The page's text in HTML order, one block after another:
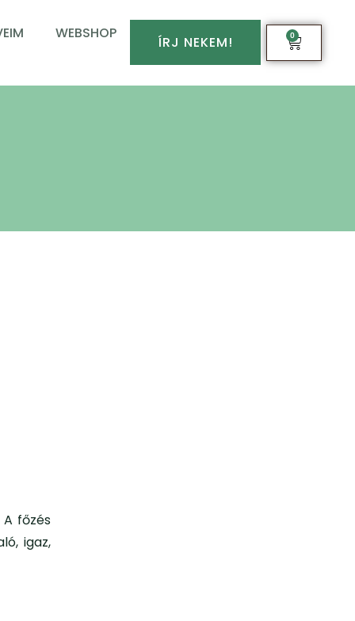
WEBSHOP
ÍRJ NEKEM! 0
főzés
igaz,